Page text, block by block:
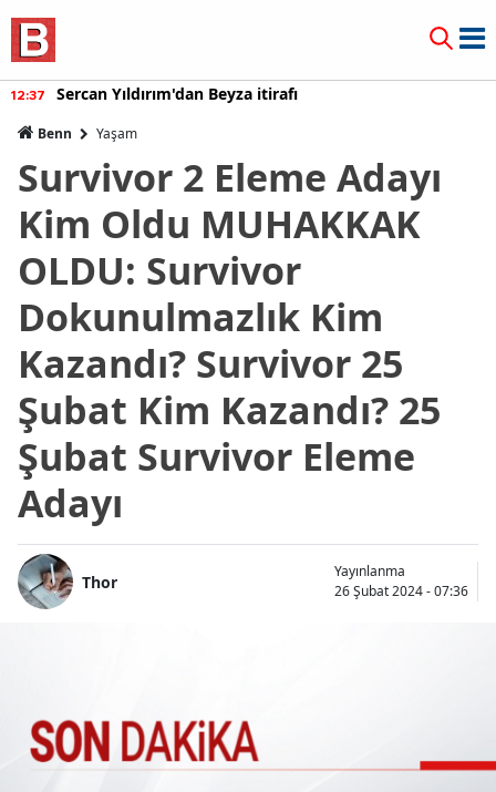
12:37 Sercan Yıldırım'dan Beyza itirafı
Benn Yaşam
Survivor 2 Eleme Adayı
Kim Oldu MUHAKKAK
OLDU: Survivor
Dokunulmazlık Kim
Kazandı? Survivor 25
Şubat Kim Kazandı? 25
Şubat Survivor Eleme
Adayı
Thor
Yayınlanma
26 Şubat 2024 - 07:36